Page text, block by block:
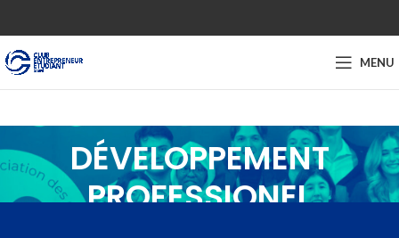
MENU
DÉVELOPPEMENT
PROFESSIONEL